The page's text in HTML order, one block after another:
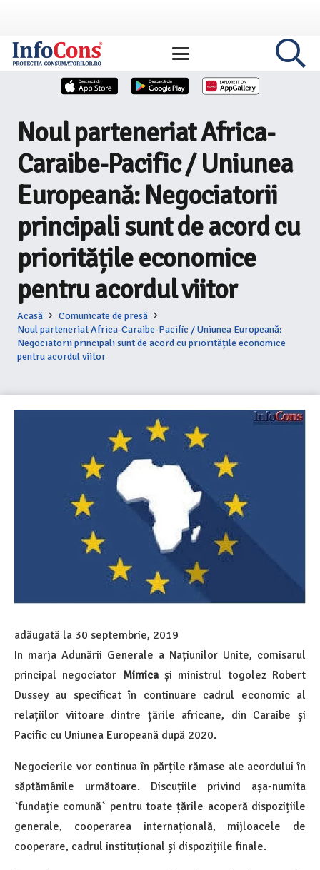
Noul parteneriat Africa-
Caraibe-Pacific / Uniunea
Europeană: Negociatorii
principali sunt de acord cu
prioritățile economice
pentru acordul viitor
Acasă
Comunicate de presă
Noul parteneriat Africa-Caraibe-Pacific / Uniunea Europeană:
Negociatorii principali sunt de acord cu prioritățile economice
pentru acordul viitor
adăugată la 30 septembrie, 2019
In marja Adunării Generale a Națiunilor Unite, comisarul
principal negociator Mimicași ministrul togolez Robert
Dussey au specificat în continuare cadrul economic al
relațiilor viitoare dintre țările africane, din Caraibe și
Pacific cu Uniunea Europeană după 2020.
Negocierile vor continua în părțile rămase ale acordului în
săptămânile următoare. Discuțiile privind așa-numita
`fundație comună` pentru toate țările acoperă dispozițiile
generale, cooperarea internațională, mijloacele de
cooperare, cadrul instituțional și dispozițiile finale.